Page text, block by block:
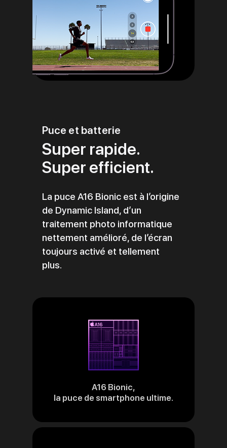
Puce et batterie
Super rapide.
Super efficient.
La puce A16 Bionic est à l’origine
de Dynamic Island, d’un
traitement photo informatique
nettement amélioré, de l’écran
toujours activé et tellement
plus.
A16 Bionic,
la puce de smartphone ultime.